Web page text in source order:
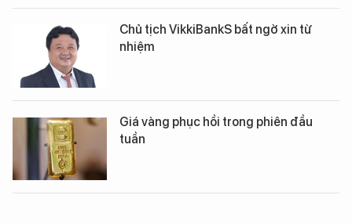
Chủ tịch VikkiBankS bất ngờ xin từ
nhiệm
Giá vàng phục hồi trong phiên đầu
tuần